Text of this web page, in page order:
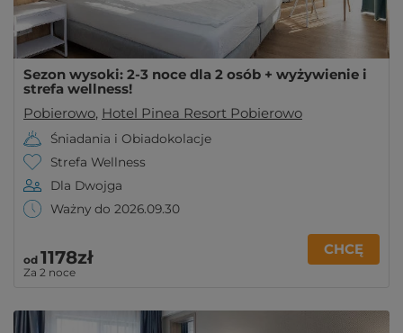
Sezon wysoki: 2-3 noce dla 2 osób + wyżywienie i
strefa wellness!
Pobierowo, Hotel Pinea Resort Pobierowo
Śniadania i Obiadokolacje
Strefa Wellness
Dla Dwojga
Ważny do 2026.09.30
od 1178zł
Za 2 noce
CHCĘ